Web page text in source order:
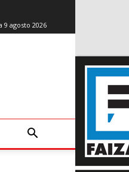
9 agosto 2026